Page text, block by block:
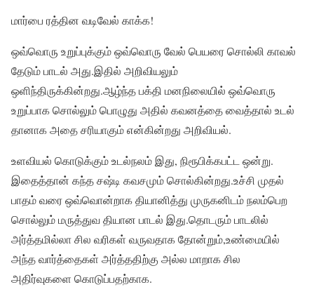
மார்பை ரத்தின வடிவேல் காக்க!
ஒவ்வொரு உறுப்புக்கும் ஒவ்வொரு வேல் பெயரை சொல்லி காவல்
தேடும் பாடல் அது.இதில் அறிவியலும்
ஒளிந்திருக்கின்றது.ஆழ்ந்த பக்தி மனநிலையில் ஒவ்வொரு
உறுப்பாக சொல்லும் பொழுது அதில் கவனத்தை வைத்தால் உடல்
தானாக அதை சரியாகும் என்கின்றது அறிவியல்.
உளவியல் கொடுக்கும் உடல்நலம் இது, நிரூபிக்கபட்ட ஒன்று.
இதைத்தான் கந்த சஷ்டி கவசமும் சொல்கின்றது.உச்சி முதல்
பாதம் வரை ஒவ்வொன்றாக தியானித்து முருகனிடம் நலம்பெற
சொல்லும் மருத்துவ தியான பாடல் இது.தொடரும் பாடலில்
அர்த்தமில்லா சில வரிகள் வருவதாக தோன்றும்,உண்மையில்
அந்த வார்த்தைகள் அர்த்ததிற்கு அல்ல மாறாக சில
அதிர்வுகளை கொடுப்பதற்காக‌.